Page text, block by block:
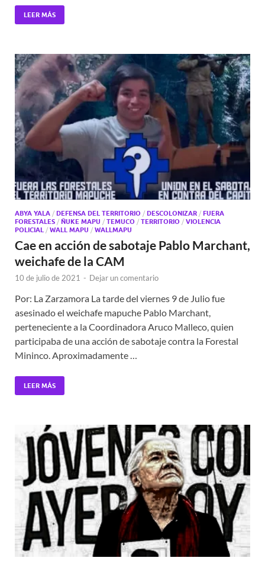
LEER MÁS
ABYA YALA / DEFENSA DEL TERRITORIO / DESCOLONIZAR / FUERA
FORESTALES / ÑUKE MAPU / TEMUCO / TERRITORIO / VIOLENCIA
POLICIAL / WALL MAPU / WALLMAPU
Cae en acción de sabotaje Pablo Marchant,
weichafe de la CAM
10 de julio de 2021 - Dejar un comentario
Por: La Zarzamora La tarde del viernes 9 de Julio fue
asesinado el weichafe mapuche Pablo Marchant,
perteneciente a la Coordinadora Aruco Malleco, quien
participaba de una acción de sabotaje contra la Forestal
Mininco. Aproximadamente …
LEER MÁS